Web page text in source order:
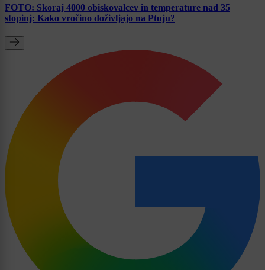
FOTO: Skoraj 4000 obiskovalcev in temperature nad 35
stopinj: Kako vročino doživljajo na Ptuju?